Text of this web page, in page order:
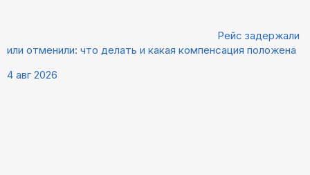
Рейс задержали
или отменили: что делать и какая компенсация положена
4 авг 2026